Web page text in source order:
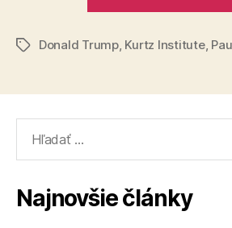
ZnačkyDonald Trump, Kurtz Institute,
Najnovšie články